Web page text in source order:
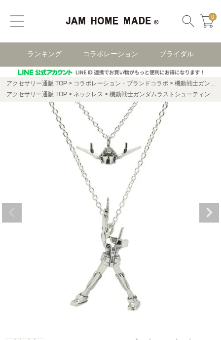
0
ランキング コラボレーション ブライダル
アクセサリー通販 TOP コラボレーション・ブランドコラボ
機動戦士ガンダム コラボレーション
アクセサリー通販 TOP
ネックレス 機動戦士ガンダムラストシューティングセットネックレス